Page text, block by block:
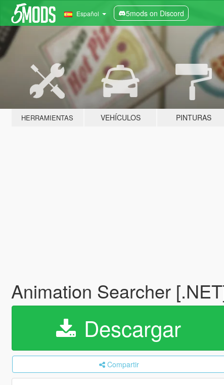
Español 5mods on Discord
HERRAMIENTAS VEHÍCULOS PINTURAS
Animation Searcher
Descargar
Compartir